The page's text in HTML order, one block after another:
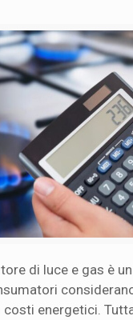
di luce e gas è
costi energetici.